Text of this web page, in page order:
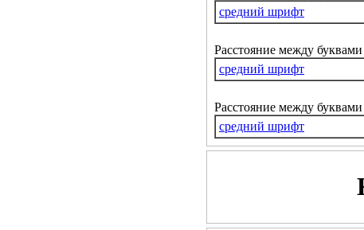
средний шрифт
Расстояние между буквами
средний шрифт
Расстояние между
средний шрифт